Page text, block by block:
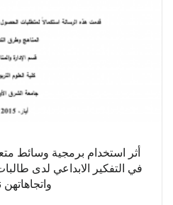
أثر استخدام برمجية وسائط
في التفكير الابداعي لدى
واتجاهاتهن